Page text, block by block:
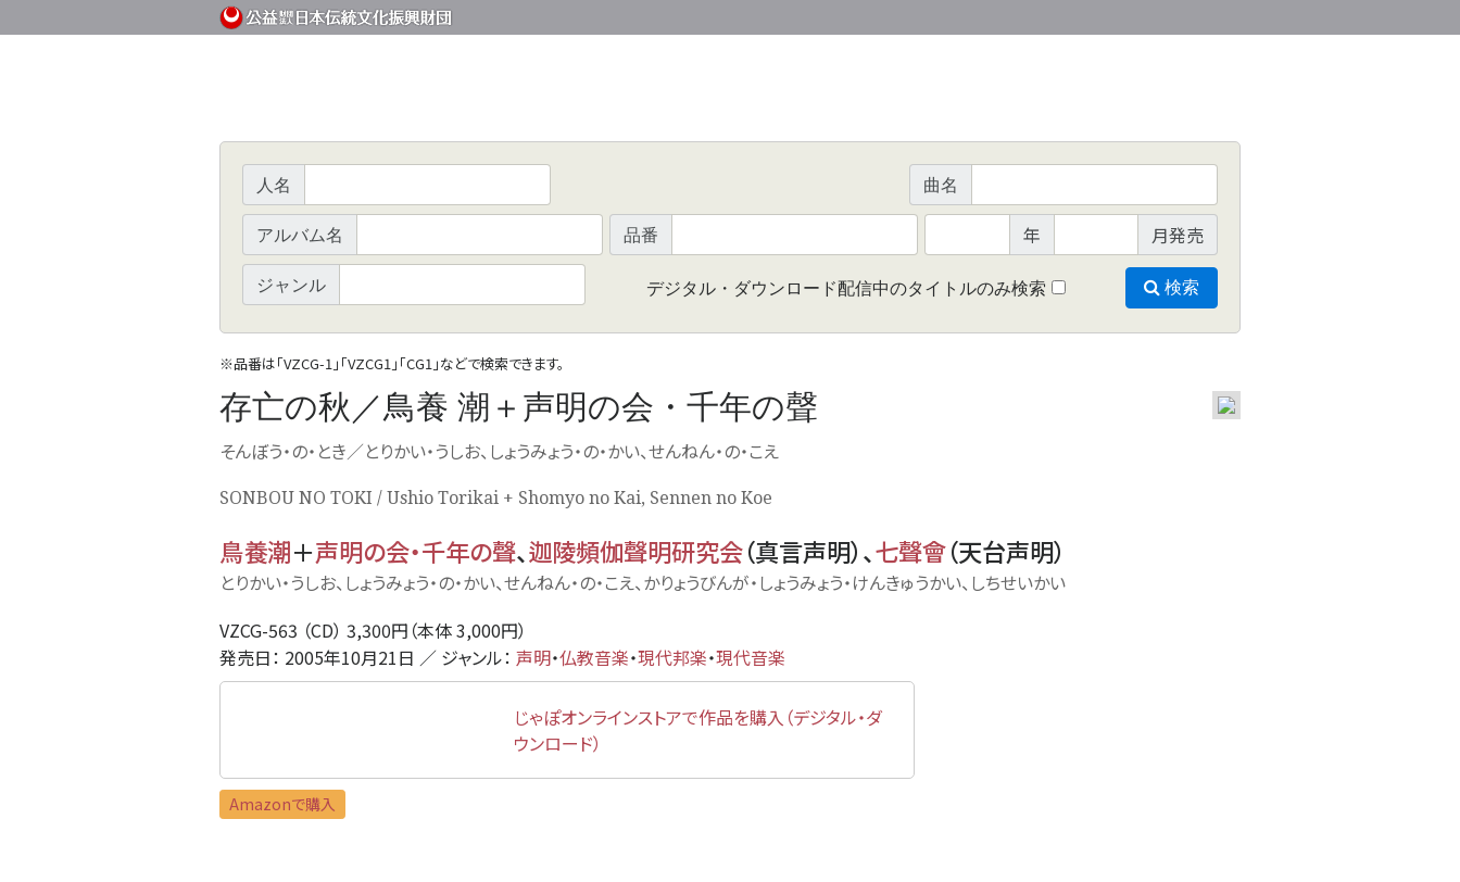
人名 曲名
アルバム名 品番 年 月発売
ジャンル デジタル・ダウンロード配信中のタイトルのみ検索 検索
※品番は「VZCG-1」「VZCG1」「CG1」などで検索できます。
存亡の秋／鳥養 潮＋声明の会・千年の聲
そんぼう・の・とき／とりかい・うしお、しょうみょう・の・かい、せんねん・の・こえ
SONBOU NO TOKI / Ushio Torikai + Shomyo no Kai, Sennen no Koe
鳥養潮＋声明の会・千年の聲、迦陵頻伽聲明研究会（真言声明）、七聲會（天台声明）
とりかい・うしお、しょうみょう・の・かい、せんねん・の・こえ、かりょうびんが・しょうみょう・けんきゅうかい、しちせいかい
VZCG-563 （CD） 3,300円（本体 3,000円）
発売日： 2005年10月21日 ／ ジャンル： 声明・仏教音楽・現代邦楽・現代音楽
じゃぽオンラインストアで作品を購入（デジタル・ダ
ウンロード）
Amazonで購入